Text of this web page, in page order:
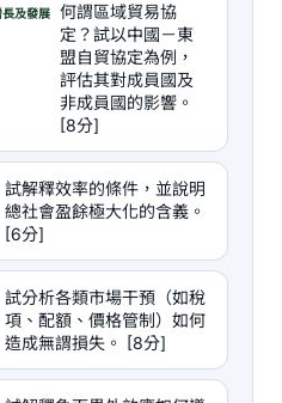
及發展
何謂區域貿易協
定？試以中國－東
盟自貿協定為例，
評估其對成員國及
非成員國的影響。
[8分]
試解釋效率的條件，並說明
總社會盈餘極大化的含義。
[6分]
試分析各類市場干預（如稅
項、配額、價格管制）如何
造成無謂損失。 [8分]